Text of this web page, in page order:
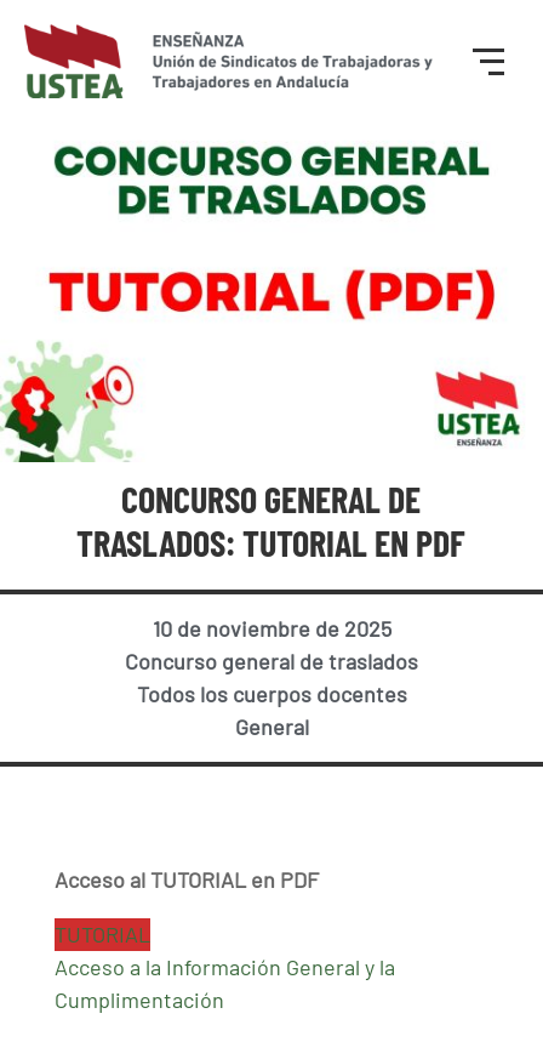
CONCURSO GENERAL DE
TRASLADOS: TUTORIAL EN PDF
10 de noviembre de 2025
Concurso general de traslados
Todos los cuerpos docentes
General
Acceso al TUTORIAL en PDF
TUTORIAL
Acceso a la Información General y la
Cumplimentación